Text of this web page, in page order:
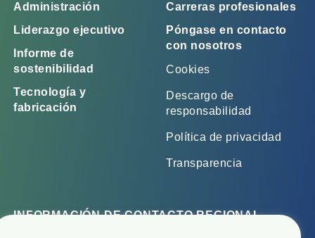
Administración
Liderazgo ejecutivo
Informe de
sostenibilidad
Tecnología y
fabricación
Carreras profesionales
Póngase en contacto
con nosotros
Cookies
Descargo de
responsabilidad
Política de privacidad
Transparencia
INFORMACIÓN DE CONTACTO REGIONAL